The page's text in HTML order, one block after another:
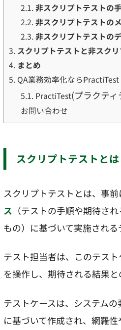
2.1.非スクリプトテストの
2.2.非スクリプトテストの
2.3.非スクリプトテストの
3. スクリプトテストと非スク
4. まとめ
5. QA業務効率化ならPractiTest
5.1.PractiTest(プラクティ
お問い合わせ
スクリプトテストとは
スクリプトテストとは、事
ス （テストの手順や期待さ
もの）に基づいて実施される
テスト担当者は、このテス
を操作し、期待される結果と
テストケースは、システム
に基づいて作成され、網羅